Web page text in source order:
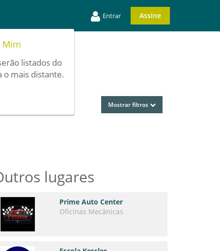
Entrar Assine
Mim
listados do
o mais distante.
Mostrar filtros
lugares
Prime Auto Center
Oficinas Mecânicas